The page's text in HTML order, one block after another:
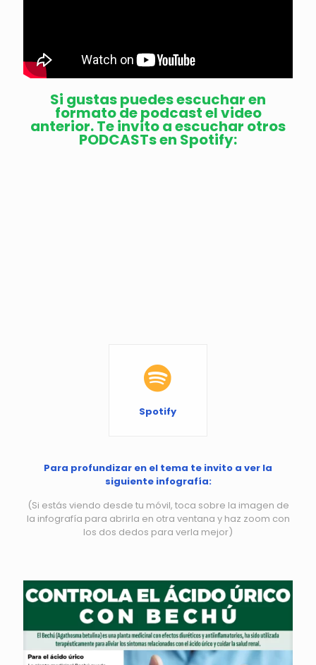
Si gustas puedes escuchar en
formato de podcast el video
anterior. Te invito a escuchar otros
PODCASTs en Spotify:
Spotify
Para profundizar en el tema te invito a ver la
siguiente infografía:
(Si estás viendo desde tu móvil, toca sobre la imagen de
la infografía para abrirla en otra ventana y haz zoom con
los dos dedos para verla mejor)